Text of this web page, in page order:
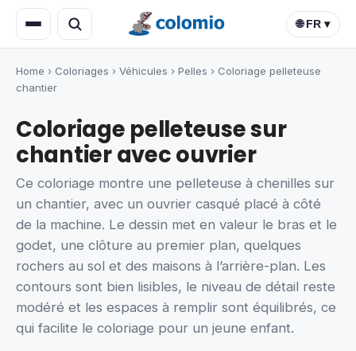
🌐 FR ▾
Home › Coloriages › Véhicules › Pelles › Coloriage pelleteuse
chantier
Coloriage pelleteuse sur
chantier avec ouvrier
Ce coloriage montre une pelleteuse à chenilles sur
un chantier, avec un ouvrier casqué placé à côté
de la machine. Le dessin met en valeur le bras et le
godet, une clôture au premier plan, quelques
rochers au sol et des maisons à l’arrière-plan. Les
contours sont bien lisibles, le niveau de détail reste
modéré et les espaces à remplir sont équilibrés, ce
qui facilite le coloriage pour un jeune enfant.